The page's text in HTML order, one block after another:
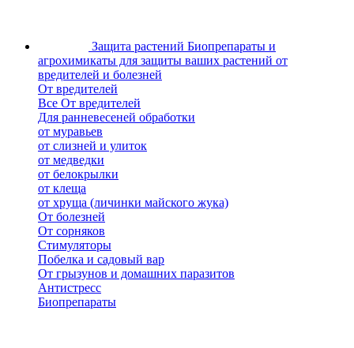
Защита растений Биопрепараты и
агрохимикаты для защиты ваших растений от
вредителей и болезней
От вредителей
Все От вредителей
Для ранневесеней обработки
от муравьев
от слизней и улиток
от медведки
от белокрылки
от клеща
от хруща (личинки майского жука)
От болезней
От сорняков
Стимуляторы
Побелка и садовый вар
От грызунов и домашних паразитов
Антистресс
Биопрепараты